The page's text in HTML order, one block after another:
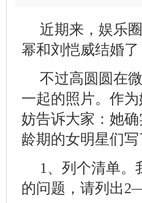
近期来，娱乐
幂和刘恺威结婚
不过高圆圆在
一起的照片。作
妨告诉大家：她
龄期的女明星们
1、列个清单。
的问题，请列出